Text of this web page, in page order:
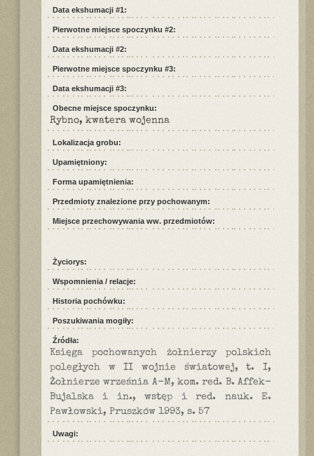
Data ekshumacji #1:
Pierwotne miejsce spoczynku #2:
Data ekshumacji #2:
Pierwotne miejsce spoczynku #3:
Data ekshumacji #3:
Obecne miejsce spoczynku:
Rybno, kwatera wojenna
Lokalizacja grobu:
Upamiętniony:
Forma upamiętnienia:
Przedmioty znalezione przy pochowanym:
Miejsce przechowywania ww. przedmiotów:
Życiorys:
Wspomnienia / relacje:
Historia pochówku:
Poszukiwania mogiły:
Źródła:
Księga pochowanych żołnierzy polskich
poległych w II wojnie światowej, t. I,
Żołnierze września A-M, kom. red. B. Affek-
Bujalska i in., wstęp i red. nauk. E.
Pawłowski, Pruszków 1993, s. 57
Uwagi: